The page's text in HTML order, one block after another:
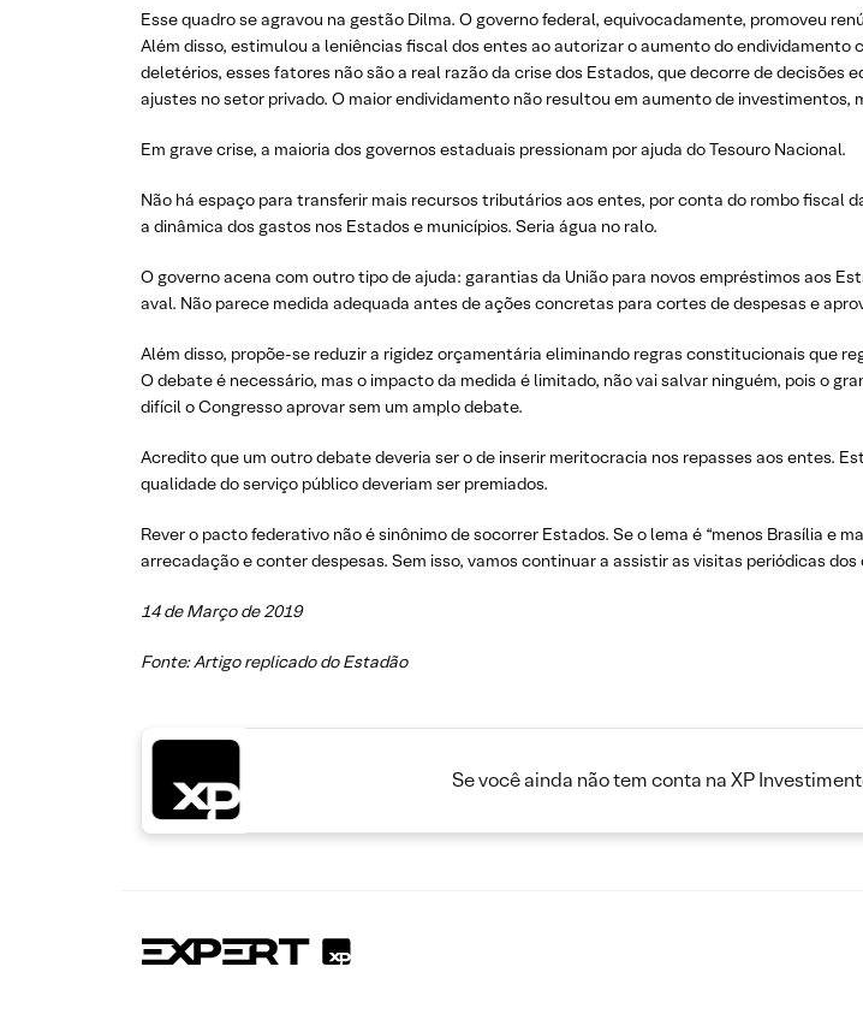
Esse quadro se agravou na gestão Dilma. O governo federal, equivocadamente, promoveu
Além disso, estimulou a leniências fiscal dos entes ao autorizar o aumento do endividamento
deletérios, esses fatores não são a real razão da crise dos Estados, que decorre de
ajustes no setor privado. O maior endividamento não resultou em aumento de investimentos,
Em grave crise, a maioria dos governos estaduais pressionam por ajuda do Tesouro Nacional.
Não há espaço para transferir mais recursos tributários aos entes, por conta do rombo fiscal
a dinâmica dos gastos nos Estados e municípios. Seria água no ralo.
O governo acena com outro tipo de ajuda: garantias da União para novos empréstimos aos
aval. Não parece medida adequada antes de ações concretas para cortes de despesas e
Além disso, propõe-se reduzir a rigidez orçamentária eliminando regras constitucionais que
O debate é necessário, mas o impacto da medida é limitado, não vai salvar ninguém, pois o
difícil o Congresso aprovar sem um amplo debate.
Acredito que um outro debate deveria ser o de inserir meritocracia nos repasses aos entes.
qualidade do serviço público deveriam ser premiados.
Rever o pacto federativo não é sinônimo de socorrer Estados. Se o lema é “menos Brasília e
arrecadação e conter despesas. Sem isso, vamos continuar a assistir as visitas periódicas
14 de Março de 2019
Fonte: Artigo replicado do Estadão
Se você ainda não tem conta na XP